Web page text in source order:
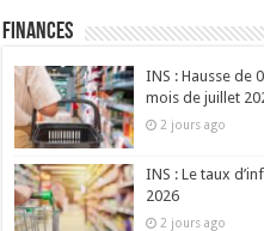
Finances
INS : Hausse de
mois de juillet
2 jours ago
INS : Le taux
2026
2 jours ago